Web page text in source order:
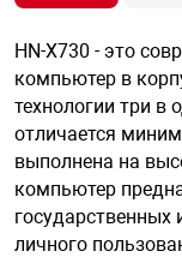
техника
средства
ключи
HN-X730 - это
компьютер в
технологии три в
отличается
выполнена на
компьютер
государственных
личного